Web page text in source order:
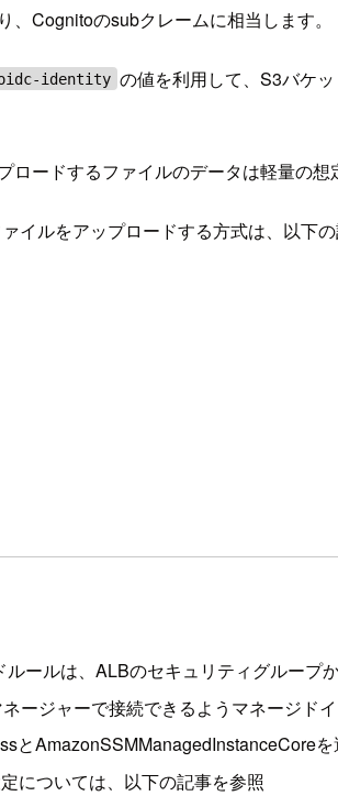
Cognitoのsubクレームに相当します。
oidc-identity の値を利用して、S3バケ
ードするファイルのデータは軽量の想
イルをアップロードする方式は、以下の
ールは、ALBのセキュリティグループ
ージャーで接続できるようマネージド
とAmazonSSMManagedInstanceCoreを
については、以下の記事を参照